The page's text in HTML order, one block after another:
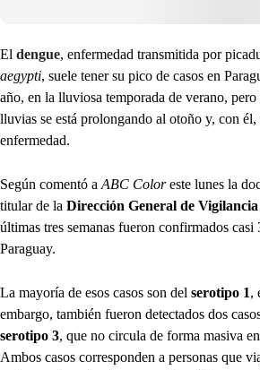
El dengue, enfermedad transmitida por
aegypti, suele tener su pico de casos en
año, en la lluviosa temporada de verano,
lluvias se está prolongando al otoño y, con
enfermedad.
Según comentó a ABC Coloreste lunes la
titular de la Dirección General de
últimas tres semanas fueron confirmados casi
Paraguay.
La mayoría de esos casos son del serotipo 1,
embargo, también fueron detectados dos
serotipo 3, que no circula de forma masiva
Ambos casos corresponden a personas que